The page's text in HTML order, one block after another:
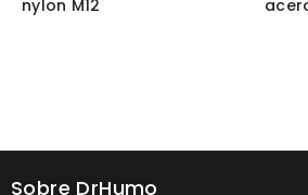
nylon M12
Sobre DrHumo